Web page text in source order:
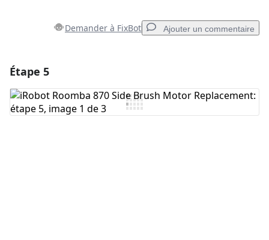
Demander à FixBot Ajouter un commentaire
Ajouter un commentaire
Étape 5